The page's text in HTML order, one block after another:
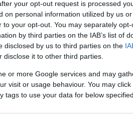
your opt-out request is processed
on personal information utilized by us
your opt-out. You may separately
by third parties on the IAB’s list of
disclosed by us to third parties on the
disclose it to other third parties.
or more Google services and may
visit or usage behaviour. You may
tags to use your data for below
σύσταση
για την σύσταση
Την επόμενη ημέρα -
διατάξεως
δυσπιστίας από